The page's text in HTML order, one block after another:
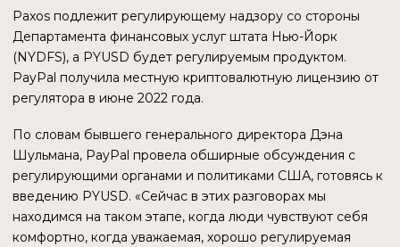
планеты в одну систему более рационально для
следующего этапа развития. Любая система в процессе
своего развития приходит к точке, когда дальнейший
рост без качественного изменения невозможен, и
работает эволюция.
огромных ресурсов от системы, она начинает идти
вразнос. Что мы, собственно, сейчас и наблюдаем. Если
происходит наибольшая трансформация составляющих
подсистем, и старые механизмы управления могут не
управления еще не созданы.